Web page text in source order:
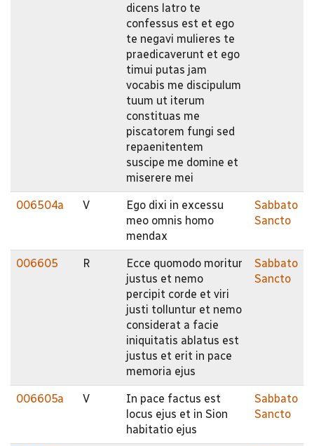
dicens latro te
confessus est et ego
te negavi mulieres te
praedicaverunt et ego
timui putas jam
vocabis me discipulum
tuum ut iterum
constituas me
piscatorem fungi sed
repaenitentem
suscipe me domine et
miserere mei
006504a V
Ego dixi in excessu
meo omnis homo
mendax
Sabbato
Sancto
006605 R
Ecce quomodo moritur
justus et nemo
percipit corde et viri
justi tolluntur et nemo
considerat a facie
iniquitatis ablatus est
justus et erit in pace
memoria ejus
Sabbato
Sancto
006605a V
In pace factus est
locus ejus et in Sion
habitatio ejus
Sabbato
Sancto